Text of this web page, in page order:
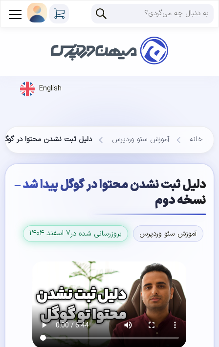
English
خانه آموزش سئو وردپرس دلیل ثبت نشدن محتوا در
دلیل ثبت نشدن محتوا در گوگل پیدا شد –
نسخه دوم
آموزش سئو وردپرس بروزرسانی شده در۷ اسفند ۱۴۰۴